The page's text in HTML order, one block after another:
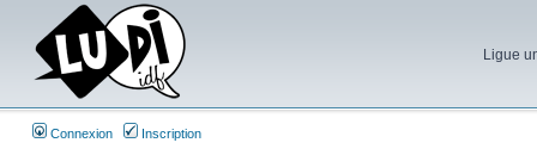
Ligue
Connexion Inscription